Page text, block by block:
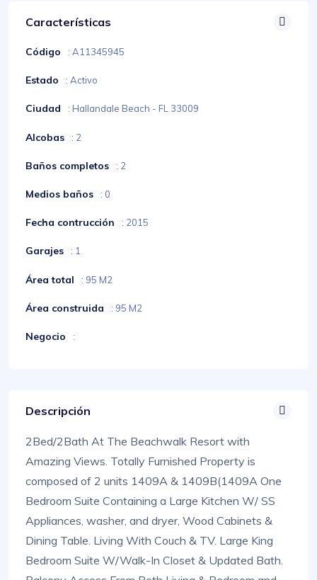
Características
Código : A11345945
Estado : Activo
Ciudad : Hallandale Beach - FL 33009
Alcobas : 2
Baños completos : 2
Medios baños : 0
Fecha contrucción : 2015
Garajes : 1
Área total : 95 M2
Área construida : 95 M2
Negocio :
Descripción
2Bed/2Bath At The Beachwalk Resort with
Amazing Views. Totally Furnished Property is
composed of 2 units 1409A & 1409B(1409A One
Bedroom Suite Containing a Large Kitchen W/ SS
Appliances, washer, and dryer, Wood Cabinets &
Dining Table. Living With Couch & TV. Large King
Bedroom Suite W/Walk-In Closet & Updated Bath.